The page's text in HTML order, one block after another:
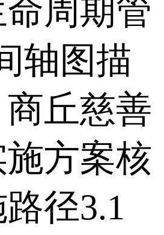
命周期管
轴图描
商丘慈善
方案核
径 3.1